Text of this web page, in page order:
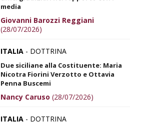
media
Giovanni Barozzi Reggiani
(28/07/2026)
ITALIA - DOTTRINA
Due siciliane alla Costituente: Maria
Nicotra Fiorini Verzotto e Ottavia
Penna Buscemi
Nancy Caruso (28/07/2026)
ITALIA - DOTTRINA